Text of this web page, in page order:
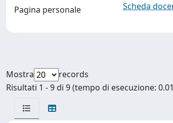
Pagina personale Scheda
Mostra
records
Risultati 1 - 9 di 9 (tempo di esecuzione: